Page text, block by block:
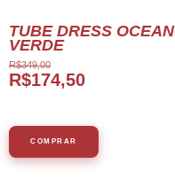
TUBE DRESS OCEAN
VERDE
R$349,00
R$174,50
COMPRAR